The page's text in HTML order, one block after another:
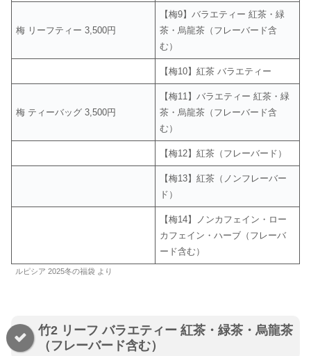
梅 リーフティー 3,500円
【梅9】バラエティー 紅茶・緑
茶・烏龍茶（フレーバード含
む）
【梅10】紅茶 バラエティー
梅 ティーバッグ 3,500円
【梅11】バラエティー 紅茶・緑
茶・烏龍茶（フレーバード含
む）
【梅12】紅茶（フレーバード）
【梅13】紅茶（ノンフレーバー
ド）
【梅14】ノンカフェイン・ロー
カフェイン・ハーブ（フレーバ
ード含む）
ルピシア 2025冬の福袋 より
竹2 リーフ バラエティー 紅茶・緑茶・烏龍茶
（フレーバード含む）